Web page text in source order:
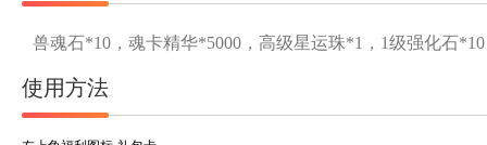
兽魂石*10，魂卡精华*5000，高级星运珠*1，1级强化石*10
使用方法